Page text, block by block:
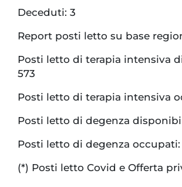
Deceduti: 3
Report posti letto su base
Posti letto di terapia intensiva
573
Posti letto di terapia intensiva
Posti letto di degenza
Posti letto di degenza occupati:
(*) Posti letto Covid e Offerta